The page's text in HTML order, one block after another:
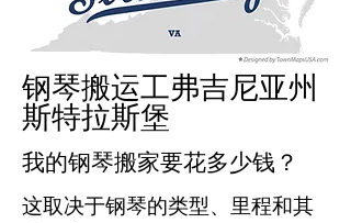
钢琴搬运工弗吉尼亚州
斯特拉斯堡
我的钢琴搬家要花多少钱？
这取决于钢琴的类型、里程和其